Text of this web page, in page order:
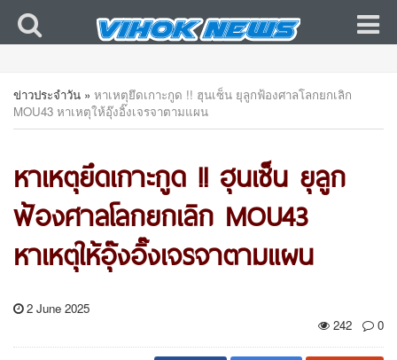
ข่าวประจำวัน » หาเหตุยึดเกาะกูด !! ฮุนเซ็น ยุลูกฟ้องศาลโลกยกเลิก
MOU43 หาเหตุให้อุ๊งอิ๊งเจรจาตามแผน
หาเหตุยึดเกาะกูด !! ฮุนเซ็น ยุลูก
ฟ้องศาลโลกยกเลิก MOU43
หาเหตุให้อุ๊งอิ๊งเจรจาตามแผน
2 June 2025
242
0